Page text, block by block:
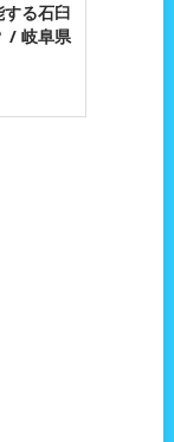
る石臼
/ 岐阜県